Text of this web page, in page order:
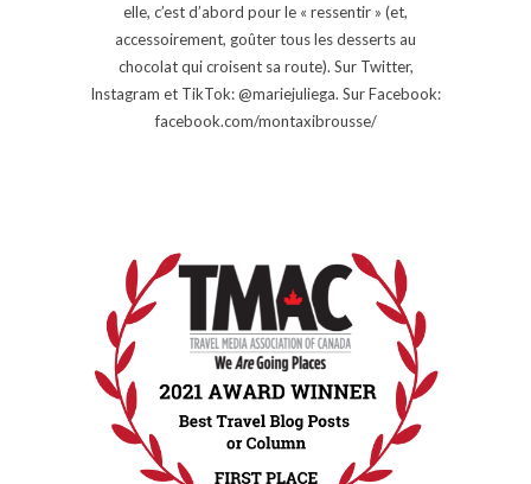
elle, c’est d’abord pour le « ressentir » (et,
accessoirement, goûter tous les desserts au
chocolat qui croisent sa route). Sur Twitter,
Instagram et TikTok: @mariejuliega. Sur Facebook:
facebook.com/montaxibrousse/